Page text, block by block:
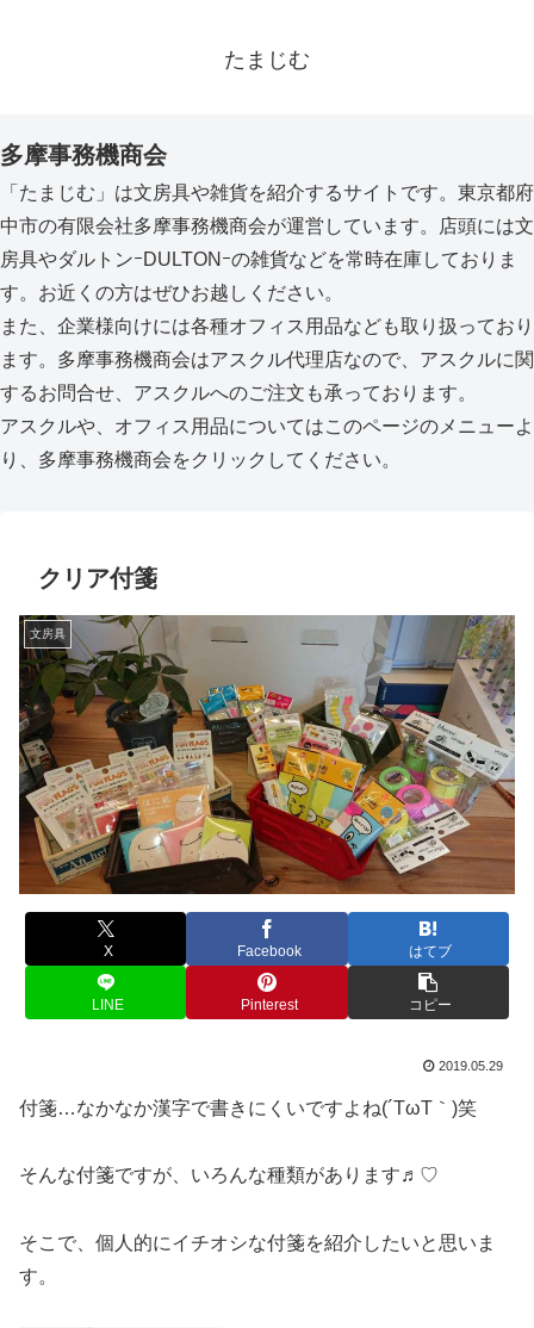
たまじむ
多摩事務機商会
「たまじむ」は文房具や雑貨を紹介するサイトです。東京都府
中市の有限会社多摩事務機商会が運営しています。店頭には文
房具やダルトンｰDULTONｰの雑貨などを常時在庫しておりま
す。お近くの方はぜひお越しください。
また、企業様向けには各種オフィス用品なども取り扱っており
ます。多摩事務機商会はアスクル代理店なので、アスクルに関
するお問合せ、アスクルへのご注文も承っております。
アスクルや、オフィス用品についてはこのページのメニューよ
り、多摩事務機商会をクリックしてください。
クリア付箋
文房具
X Facebook はてブ
LINE Pinterest コピー
2019.05.29
付箋…なかなか漢字で書きにくいですよね(´TωT｀)笑
そんな付箋ですが、いろんな種類があります♬︎♡
そこで、個人的にイチオシな付箋を紹介したいと思いま
す。